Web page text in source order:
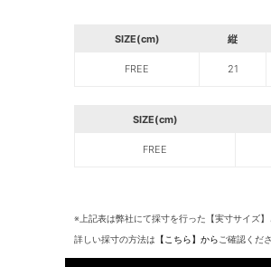
SIZE(cm) 縦
FREE 21
SIZE(cm)
FREE
※上記表は弊社にて採寸を行った【実寸サイズ
詳しい採寸の方法は 【こちら】から ご確認くださ